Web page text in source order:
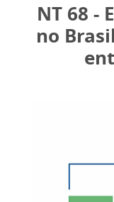
NT 68 -
no